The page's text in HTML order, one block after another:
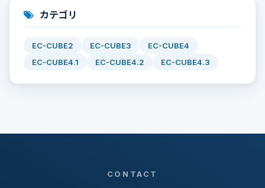
カテゴリ
EC-CUBE2 EC-CUBE3
EC-CUBE4
EC-CUBE4.1
EC-CUBE4.2 EC-CUBE4.3
CONTACT